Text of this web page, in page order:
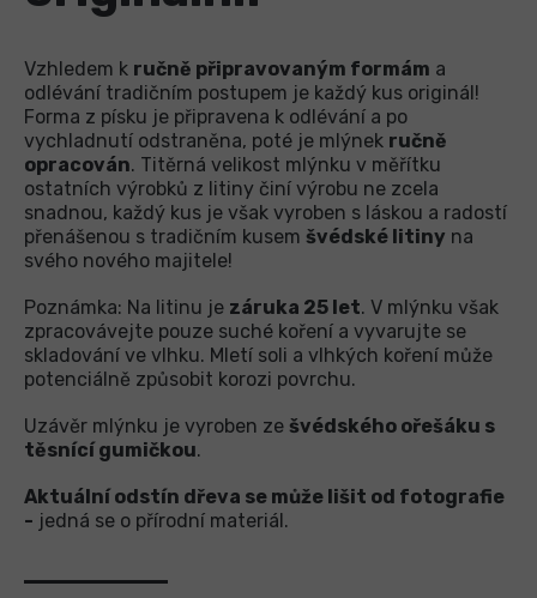
Vzhledem k ručně připravovaným formám a
odlévání tradičním postupem je každý kus originál!
Forma z písku je připravena k odlévání a po
vychladnutí odstraněna, poté je mlýnek ručně
opracován. Titěrná velikost mlýnku v měřítku
ostatních výrobků z litiny činí výrobu ne zcela
snadnou, každý kus je však vyroben s láskou a radostí
přenášenou s tradičním kusem švédské litiny na
svého nového majitele!
Poznámka: Na litinu je záruka 25 let. V mlýnku však
zpracovávejte pouze suché koření a vyvarujte se
skladování ve vlhku. Mletí soli a vlhkých koření může
potenciálně způsobit korozi povrchu.
Uzávěr mlýnku je vyroben ze švédského ořešáku s
těsnící gumičkou.
Aktuální odstín dřeva se může lišit od fotografie
- jedná se o přírodní materiál.